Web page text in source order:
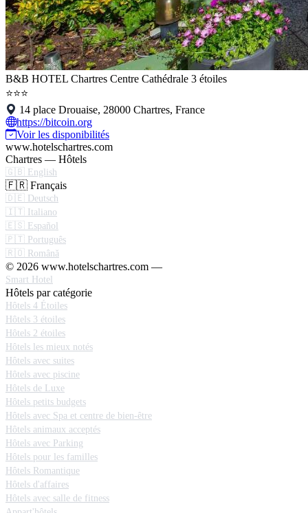
B&B HOTEL Chartres Centre Cathédrale 3 étoiles
⭐⭐⭐
14 place Drouaise, 28000 Chartres, France
https://bitcoin.org
Voir les disponibilités
www.hotelschartres.com
Chartres — Hôtels
🇬🇧 English
🇫🇷 Français
🇩🇪 Deutsch
🇮🇹 Italiano
🇪🇸 Español
🇵🇹 Português
🇷🇴 Română
© 2026 www.hotelschartres.com —
Smart Hotel
Hôtels par catégorie
Hôtels 4 Étoiles
Hôtels 3 étoiles
Hôtels 2 étoiles
Hôtels les mieux notés
Hôtels avec suites
Hôtels avec piscine
Hôtels de Luxe
Hôtels petits budgets
Hôtels avec Spa et centre de bien-être
Hôtels animaux acceptés
Hôtels avec Parking
Hôtels pour les familles
Hôtels Romantique
Hôtels d'affaires
Hôtels avec salle de fitness